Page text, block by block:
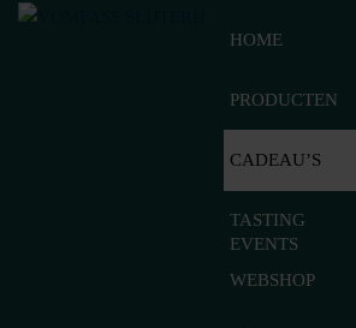
Slijterij
het
HOME
PRODUCTEN
CADEAU’S
TASTING
EVENTS
WEBSHOP